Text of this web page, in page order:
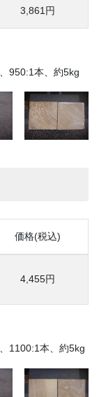
3,861円
950:1本、約5kg
価格(税込)
4,455円
1100:1本、約5kg